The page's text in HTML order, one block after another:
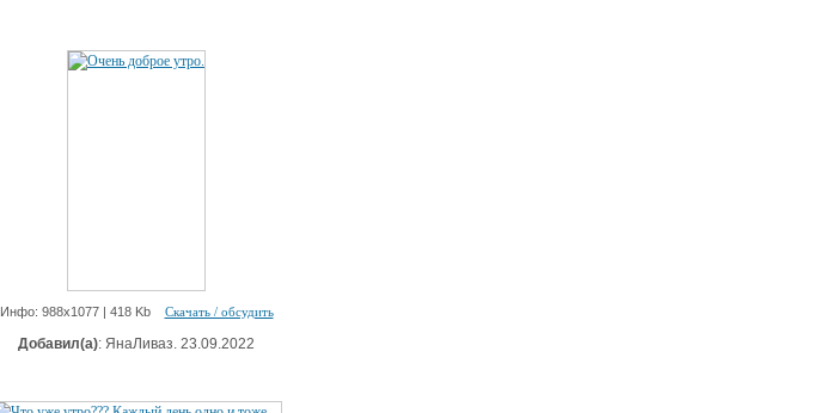
Инфо: 988х1077 | 418 Kb Скачать / обсудить
Добавил(а): ЯнаЛиваз. 23.09.2022